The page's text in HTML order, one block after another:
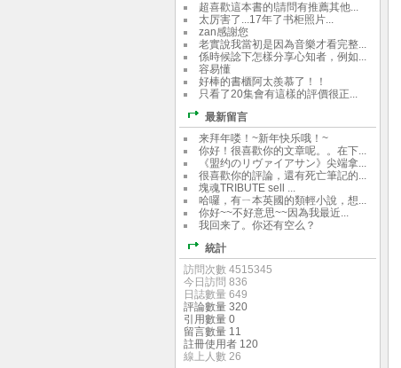
超喜歡這本書的!請問有推薦其他...
太厉害了...17年了书柜照片...
zan感謝您
老實說我當初是因為音樂才看完整...
係時候諗下怎樣分享心知者，例如...
容易懂
好棒的書櫃阿太羨慕了！！
只看了20集會有這樣的評價很正...
最新留言
来拜年喽！~新年快乐哦！~
你好！很喜歡你的文章呢。。在下...
《盟约のリヴァイアサン》尖端拿...
很喜歡你的評論，還有死亡筆記的...
塊魂TRIBUTE sell ...
哈囉，有ㄧ本英國的類輕小說，想...
你好~~不好意思~~因為我最近...
我回来了。你还有空么？
統計
訪問次數 4515345
今日訪問 836
日誌數量 649
評論數量 320
引用數量 0
留言數量 11
註冊使用者 120
線上人數 26